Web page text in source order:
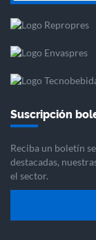
Suscripción
Reciba un boletín
destacadas,
el sector.